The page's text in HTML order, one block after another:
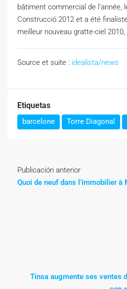
bâtiment commercial de l’année,
Construcció 2012 et a été
meilleur nouveau gratte-ciel
Source et suite : idealista/news
Etiquetas
barcelone Torre Diagonal
Publicación anterior
Quoi de neuf dans l’immobilier à
Tinsa augmente ses ventes